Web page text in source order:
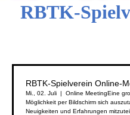
RBTK-
RBTK-Spielverein Online-
Mi., 02. Juli
  |
Online MeetingEine
Möglichkeit per Bildschirm sich
Neuigkeiten und Erfahrungen